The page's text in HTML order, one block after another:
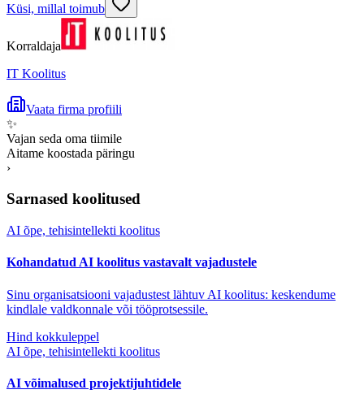
Küsi, millal toimub
Korraldaja
IT Koolitus
Vaata firma profiili
✨
Vajan seda oma tiimile
Aitame koostada päringu
›
Sarnased koolitused
AI õpe, tehisintellekti koolitus
Kohandatud AI koolitus vastavalt vajadustele
Sinu organisatsiooni vajadustest lähtuv AI koolitus: keskendume
kindlale valdkonnale või tööprotsessile.
Hind kokkuleppel
AI õpe, tehisintellekti koolitus
AI võimalused projektijuhtidele